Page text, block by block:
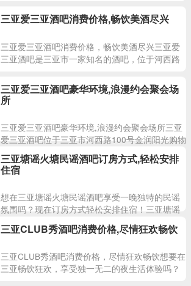
受到一种温暖舒适的氛围。
三亚爱三亚酒吧消费价格,畅饮美酒尽兴
三亚爱三亚酒吧消费价格，畅饮美酒尽兴三亚爱
三亚酒吧是三亚市一家知名的酒吧，位于河西路
晚上19:00
三亚爱三亚酒吧豪华环境,浪漫约会聚会场
所
三亚爱三亚酒吧豪华环境,浪漫约会聚会场所三亚
爱三亚酒吧位于三亚市河西路100号金润阳光购物
广场1100商铺，是三亚市一家环境优美、设施齐
全的高档酒
三亚塘谣火塘民谣酒吧订房方式,轻松安排
住宿
想在三亚塘谣火塘民谣酒吧享受一晚独特的民谣
氛围吗？现在订房方式轻松安排住宿！三亚塘谣
火塘民谣酒吧位于三亚河西路84号，营业时间为
晚上19:00至凌
三亚CLUB秀酒吧消费价格,尽情狂欢畅饮
三亚CLUB秀酒吧消费价格，尽情狂欢畅饮想要在
三亚畅饮狂欢，享受独一无二的夜生活体验吗？